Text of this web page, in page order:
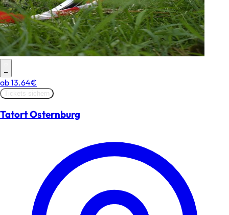
–
ab13.64€
Tickets sichern
Tatort Osternburg